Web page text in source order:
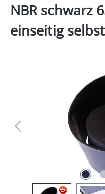
NBR schwarz
einseitig
Bildergalerie überspringen